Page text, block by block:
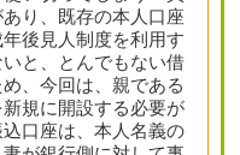
り、既存の本人口座
後見人制度を利用す
と、とんでもない借
、今回は、親である
規に開設する必要が
口座は、本人名義の